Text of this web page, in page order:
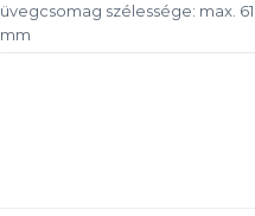
üvegcsomag szélessége: max. 61
mm